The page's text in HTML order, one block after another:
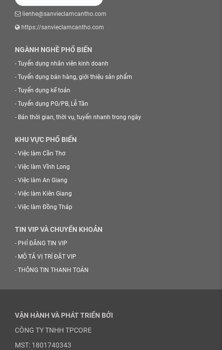
lienhe@sanvieclamcantho.com
https://sanvieclamcantho.com
NGÀNH NGHỀ PHỔ BIẾN
- Tuyển dụng nhân viên kinh doanh
- Tuyển dụng bán hàng, giới thiệu sản phẩm
- Tuyển dụng kế toán
- Tuyển dụng PG/PB, Lễ Tân
- Bán thời gian, thời vụ, tuyển nhanh trong ngày
KHU VỰC PHỔ BIẾN
- Việc làm Cần Thơ
- Việc làm Vĩnh Long
- Việc làm An Giang
- Việc làm Kiên Giang
- Việc làm Đồng Tháp
TIN VIP VÀ CHUYỂN KHOẢN
- PHÍ ĐĂNG TIN VIP
- MÔ TẢ VỊ TRÍ ĐẶT VIP
- THÔNG TIN THANH TOÁN
VẬN HÀNH VÀ PHÁT TRIỂN BỞI
CÔNG TY TNHH TPCORE
MST: 1801740343